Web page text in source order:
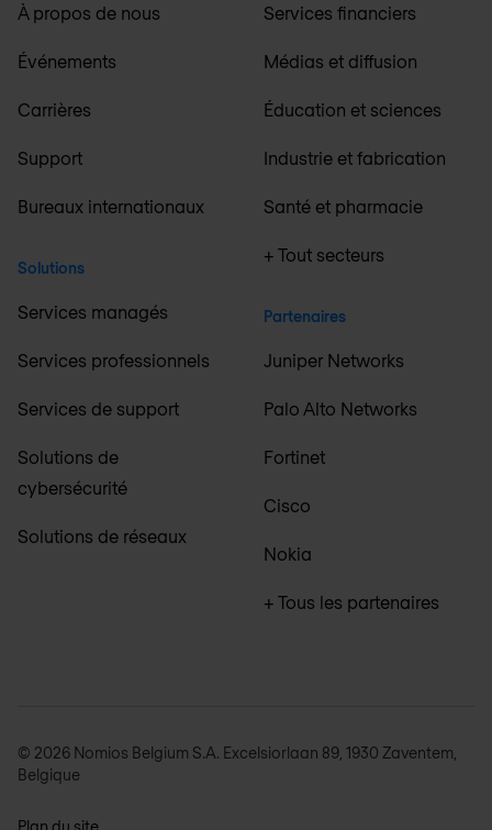
À propos de nous
Événements
Carrières
Support
Bureaux internationaux
Solutions
Services managés
Services professionnels
Services de support
Solutions de
cybersécurité
Solutions de réseaux
Services financiers
Médias et diffusion
Éducation et sciences
Industrie et fabrication
Santé et pharmacie
+ Tout secteurs
Partenaires
Juniper Networks
Palo Alto Networks
Fortinet
Cisco
Nokia
+ Tous les partenaires
© 2026 Nomios Belgium S.A. Excelsiorlaan 89, 1930 Zaventem,
Belgique